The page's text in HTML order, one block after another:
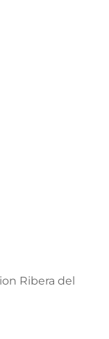
Ribera del